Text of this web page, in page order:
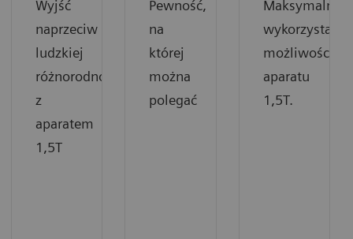
Wyjść
naprzeciw
ludzkiej
różnorodności
z
aparatem
1,5T
Pewność,
na
której
można
polegać
Maksymalne
wykorzystanie
możliwości
aparatu
1,5T.